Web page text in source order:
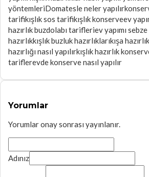
yöntemleriDomatesle neler yapılır
tarifikışlık sos tarifikışlık konserveev
hazırlık buzdolabı tarifleriev yapımı
hazırlıkkışlık buzluk hazırlıklarıkışa
hazırlığı nasıl yapılırkışlık hazırlık
tariflerevde konserve nasıl yapılır
Yorumlar
Yorumlar onay sonrası yayınlanır.
Adınız